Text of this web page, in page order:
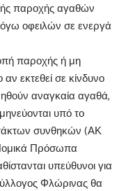
παροχής αγαθών
οφειλών σε ενεργά
παροχής ή μη
εκτεθεί σε κίνδυνο
αναγκαία αγαθά,
υπό το
συνθηκών (ΑΚ
Νομικά Πρόσωπα
υπεύθυνοι για
Φλώρινας θα